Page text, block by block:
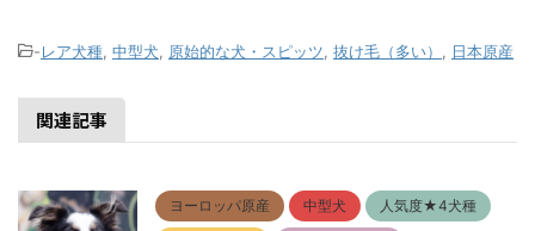
-レア犬種, 中型犬, 原始的な犬・スピッツ, 抜け毛（多い） , 日本原産
関連記事
ヨーロッパ原産 中型犬 人気度★4犬種